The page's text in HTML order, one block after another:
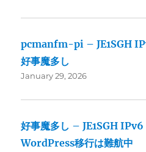
pcmanfm-pi – JE1SGH
好事魔多し
January 29, 2026
好事魔多し – JE1SGH
WordPress移行は難航中